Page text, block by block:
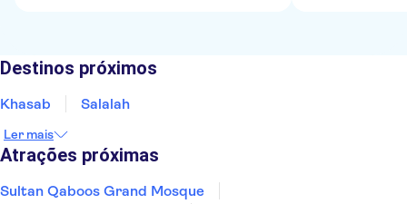
Destinos próximos
Khasab Salalah
Ler mais
Atrações próximas
Sultan Qaboos Grand Mosque